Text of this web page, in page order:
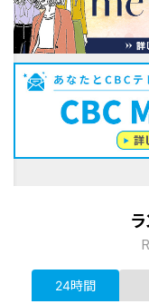
24時間